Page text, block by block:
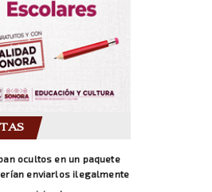
ocultos en un paquete
enviarlos ilegalmente